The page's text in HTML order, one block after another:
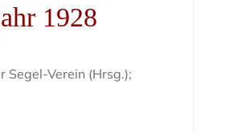
1928
Segel-Verein (Hrsg.);